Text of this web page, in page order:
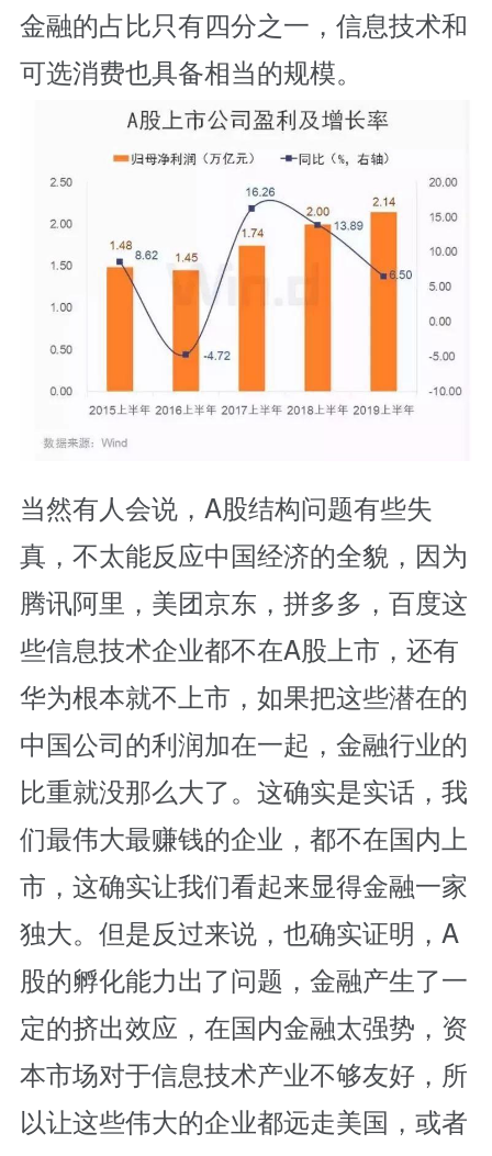
金融的占比只有四分之一，信息技术和
可选消费也具备相当的规模。
当然有人会说，A股结构问题有些失
真，不太能反应中国经济的全貌，因为
腾讯阿里，美团京东，拼多多，百度这
些信息技术企业都不在A股上市，还有
华为根本就不上市，如果把这些潜在的
中国公司的利润加在一起，金融行业的
比重就没那么大了。这确实是实话，我
们最伟大最赚钱的企业，都不在国内上
市，这确实让我们看起来显得金融一家
独大。但是反过来说，也确实证明，A
股的孵化能力出了问题，金融产生了一
定的挤出效应，在国内金融太强势，资
本市场对于信息技术产业不够友好，所
以让这些伟大的企业都远走美国，或者